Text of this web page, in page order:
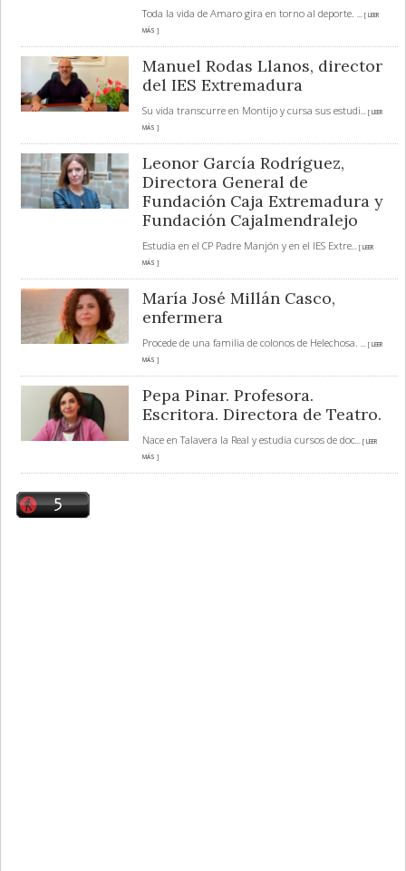
Toda la vida de Amaro gira en torno al deporte.
... [ LEER
MÁS ]
Manuel Rodas Llanos, director
del IES Extremadura
Su vida transcurre en Montijo y cursa sus estudi... [ LEER
MÁS ]
Leonor García Rodríguez,
Directora General de
Fundación Caja Extremadura y
Fundación Cajalmendralejo
Estudia en el CP Padre Manjón y en el IES Extre... [ LEER
MÁS ]
María José Millán Casco,
enfermera
Procede de una familia de colonos de Helechosa.
... [ LEER
MÁS ]
Pepa Pinar. Profesora.
Escritora. Directora de Teatro.
Nace en Talavera la Real y estudia cursos de doc... [ LEER
MÁS ]